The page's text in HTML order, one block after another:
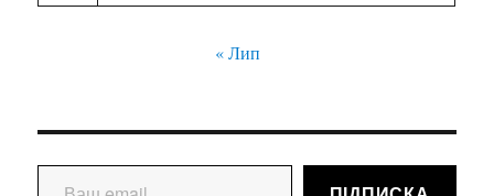
« Лип
Ваш email